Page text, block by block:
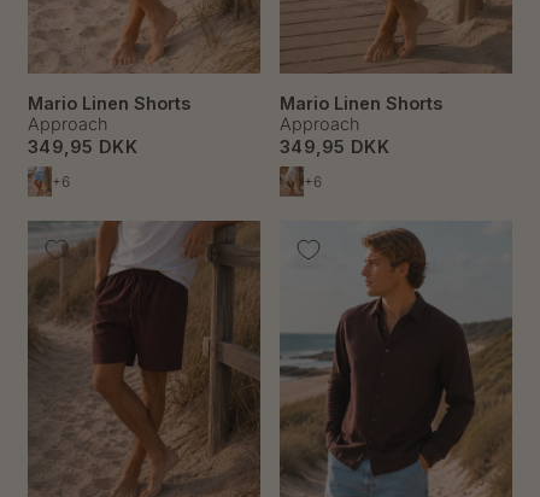
Mario Linen Shorts
349,95 DKK
Approach
+6
Mario Linen Shorts
349,95 DKK
Approach
+6